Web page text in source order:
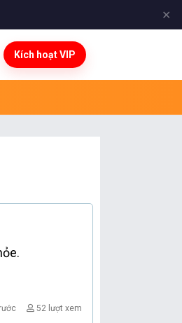
✕
Kích hoạt VIP
52 lượt xem